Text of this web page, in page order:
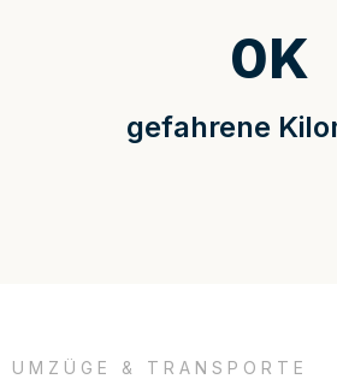
gefahrene
0K
UMZÜGE & TRANSPORTE